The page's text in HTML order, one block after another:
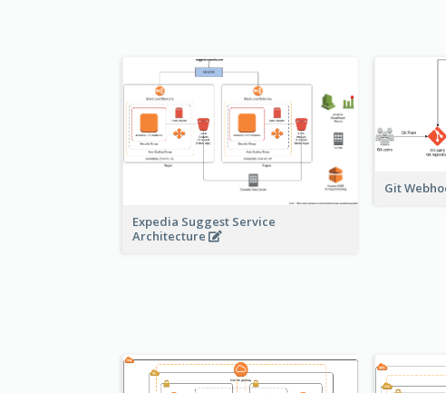
Expedia Suggest Service
Architecture
Git